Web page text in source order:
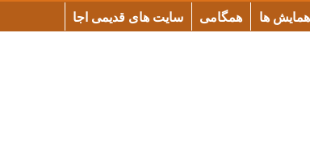
همایش ها همگامی سایت های قدیمی اجا